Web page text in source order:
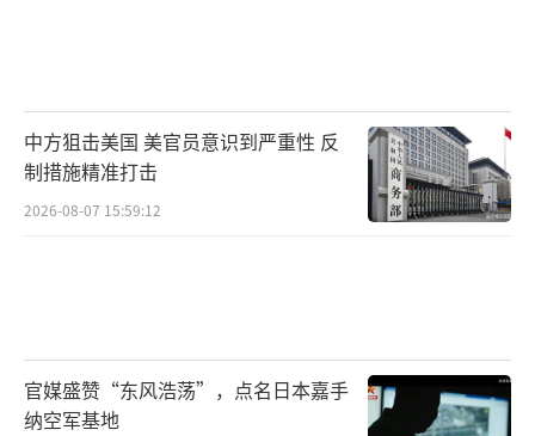
中方狙击美国 美官员意识到严重性 反
制措施精准打击
2026-08-07 15:59:12
官媒盛赞“东风浩荡”，点名日本嘉手
纳空军基地